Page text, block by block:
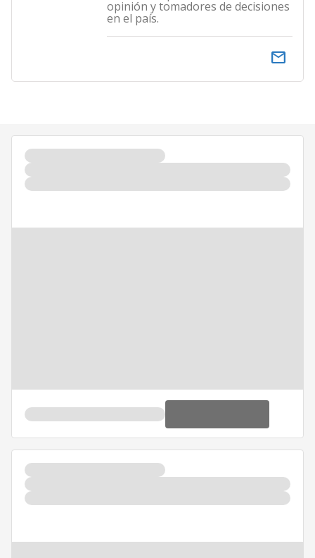
opinión y tomadores de decisiones
en el país.
email